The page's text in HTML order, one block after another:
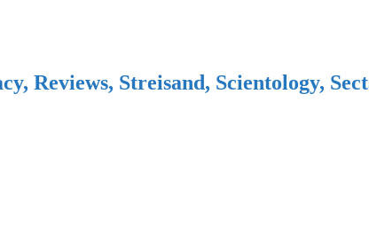
Reviews, Streisand, Scientology,